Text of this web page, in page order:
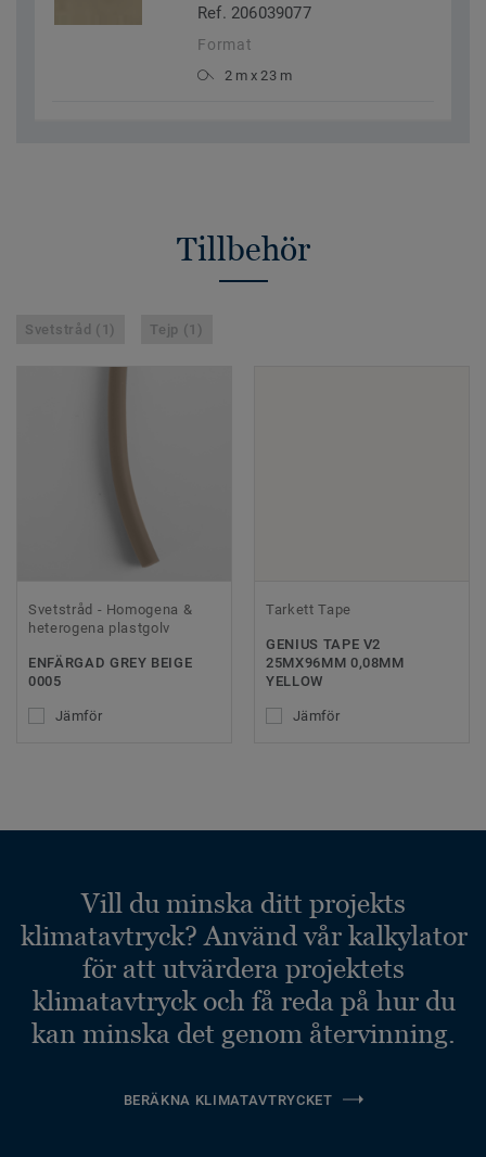
Ref. 206039077
Format
2 m x 23 m
Tillbehör
Svetstråd (1) Tejp (1)
Svetstråd - Homogena &
heterogena plastgolv
ENFÄRGAD GREY BEIGE
0005
Jämför
Tarkett Tape
GENIUS TAPE V2
25MX96MM 0,08MM
YELLOW
Jämför
Vill du minska ditt projekts
klimatavtryck? Använd vår kalkylator
för att utvärdera projektets
klimatavtryck och få reda på hur du
kan minska det genom återvinning.
BERÄKNA KLIMATAVTRYCKET